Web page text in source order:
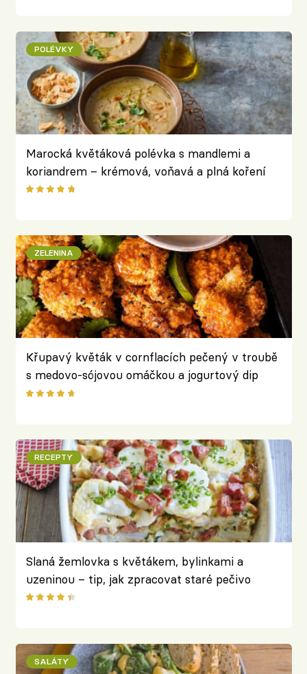
POLÉVKY
Marocká květáková polévka s mandlemi a
koriandrem – krémová, voňavá a plná koření
ZELENINA
Křupavý květák v cornflacích pečený v troubě
s medovo-sójovou omáčkou a jogurtový dip
RECEPTY
Slaná žemlovka s květákem, bylinkami a
uzeninou – tip, jak zpracovat staré pečivo
SALÁTY